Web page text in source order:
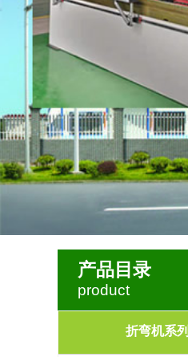
产品目录
product
折弯机系列